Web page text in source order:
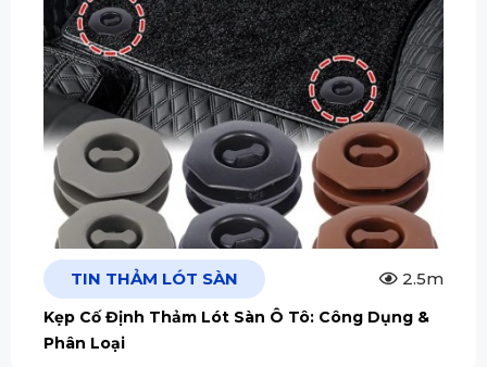
TIN THẢM LÓT SÀN 2.5m
Kẹp Cố Định Thảm Lót Sàn Ô Tô: Công Dụng &
Phân Loại